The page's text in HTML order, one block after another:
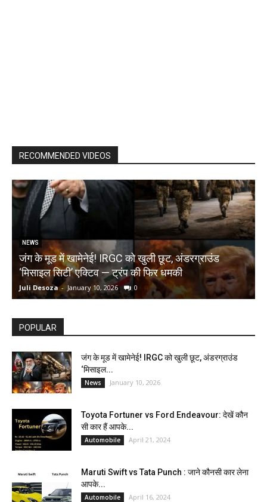
RECOMMENDED VIDEOS
NEWS
जंग के मूड में खामेनेई! IRGC को खुली छूट, अंडरग्राउंड
‘मिसाइल सिटी’ एक्टिव — ट्रंप की फिर धमकी
Juli Desoza - January 10, 2026 0
POPULAR
जंग के मूड में खामेनेई! IRGC को खुली छूट, अंडरग्राउंड
‘मिसाइल...
News January 10, 2026
Toyota Fortuner vs Ford Endeavour: देखें कौन
सी कार हैं आपके...
Automobile April 21, 2024
Maruti Swift vs Tata Punch : जाने कौनसी कार लेना
आपके...
Automobile April 16, 2024